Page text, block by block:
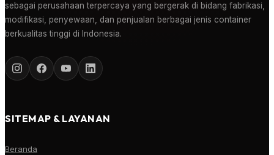
sebagai perusahaan terpercaya yang bergerak di bidang fabrikasi,
modifikasi, penyewaan, dan penjualan berbagai jenis container
berkualitas tinggi di Indonesia.
SITEMAP & LAYANAN
Beranda